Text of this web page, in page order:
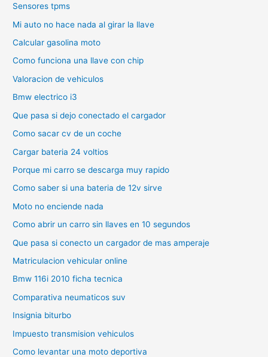
Sensores tpms
Mi auto no hace nada al girar la llave
Calcular gasolina moto
Como funciona una llave con chip
Valoracion de vehiculos
Bmw electrico i3
Que pasa si dejo conectado el cargador
Como sacar cv de un coche
Cargar bateria 24 voltios
Porque mi carro se descarga muy rapido
Como saber si una bateria de 12v sirve
Moto no enciende nada
Como abrir un carro sin llaves en 10 segundos
Que pasa si conecto un cargador de mas amperaje
Matriculacion vehicular online
Bmw 116i 2010 ficha tecnica
Comparativa neumaticos suv
Insignia biturbo
Impuesto transmision vehiculos
Como levantar una moto deportiva